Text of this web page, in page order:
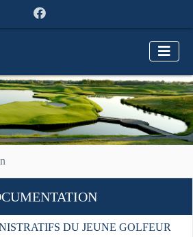
DU JEUNE GOLFEUR